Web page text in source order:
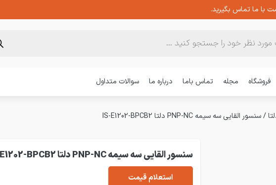
با ما تماس بگیرید.
فروشگاه مجله تماس باما درباره ما سوالات متداول
/سنسور القایی سه سیمه PNP-NC دلتا IS-E1202-BPCB2
سنسور القایی سه سیمه PNP-NC دلتا IS-E1202-BPCB2
استعلام قیمت